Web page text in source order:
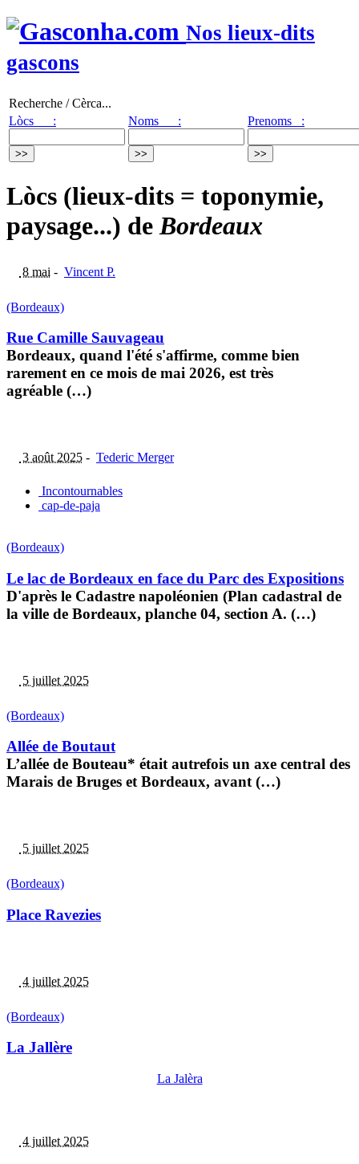
Nos lieux-dits
gascons
Recherche / Cèrca...
Lòcs :
Noms : Prenoms :
Lòcs (lieux-dits = toponymie,
paysage...) deBordeaux
8 mai - Vincent P.
(Bordeaux)
Rue Camille Sauvageau
Bordeaux, quand l'été s'affirme, comme bien
rarement en ce mois de mai 2026, est très
agréable (…)
3 août 2025 - Tederic Merger
Incontournables
cap-de-paja
(Bordeaux)
Le lac de Bordeaux en face du Parc des Expositions
D'après le Cadastre napoléonien (Plan cadastral de
la ville de Bordeaux, planche 04, section A. (…)
5 juillet 2025
(Bordeaux)
Allée de Boutaut
L’allée de Bouteau* était autrefois un axe central des
Marais de Bruges et Bordeaux, avant (…)
5 juillet 2025
(Bordeaux)
Place Ravezies
4 juillet 2025
(Bordeaux)
La Jallère
La Jalèra
4 juillet 2025